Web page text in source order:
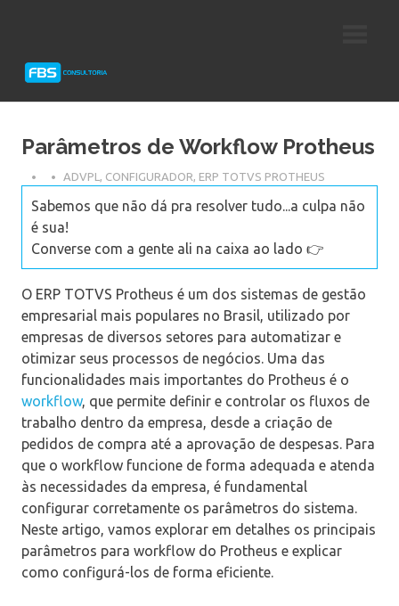
Protheus
Parâmetros de Workflow Protheus
ADVPL , CONFIGURADOR, ERP TOTVS PROTHEUS
Sabemos que não dá pra resolver tudo...a culpa não
é sua!
Converse com a gente ali na caixa ao lado 👉
O ERP TOTVS Protheus é um dos sistemas de gestão
empresarial mais populares no Brasil, utilizado por
empresas de diversos setores para automatizar e
otimizar seus processos de negócios. Uma das
funcionalidades mais importantes do Protheus é o
workflow, que permite definir e controlar os fluxos de
trabalho dentro da empresa, desde a criação de
pedidos de compra até a aprovação de despesas. Para
que o workflow funcione de forma adequada e atenda
às necessidades da empresa, é fundamental
configurar corretamente os parâmetros do sistema.
Neste artigo, vamos explorar em detalhes os principais
parâmetros para workflow do Protheus e explicar
como configurá-los de forma eficiente.